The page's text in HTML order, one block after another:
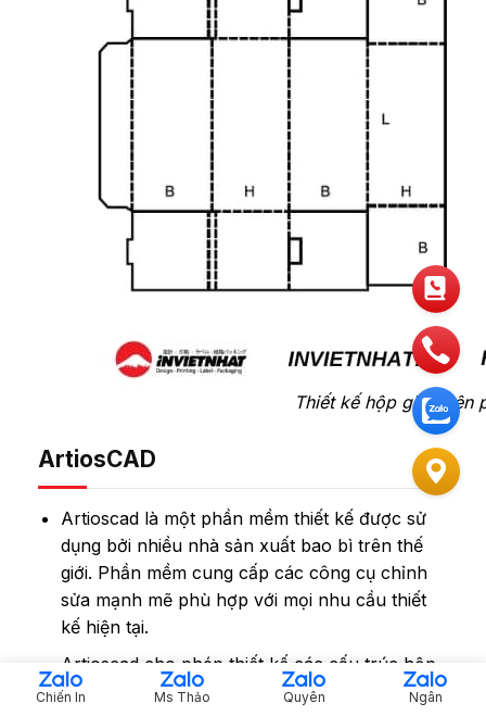
Thiết kế hộp giấy trên
ArtiosCAD
Artioscad là một phần mềm thiết kế được sử
dụng bởi nhiều nhà sản xuất bao bì trên thế
giới. Phần mềm cung cấp các công cụ chỉnh
sửa mạnh mẽ phù hợp với mọi nhu cầu thiết
kế hiện tại.
Artioscad cho phép thiết kế các cấu trúc hộp
giấy phức tạp và tối ưu hóa chúng cho quá
Chiến In Ms Thảo Quyên Ngân